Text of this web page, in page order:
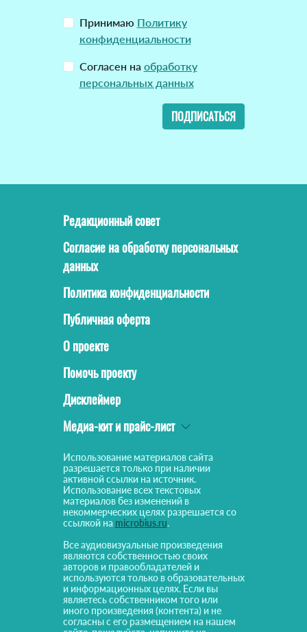
Принимаю Политику
конфиденциальности
Согласен на обработку
персональных данных
ПОДПИСАТЬСЯ
Редакционный совет
Согласие на обработку персональных
данных
Политика конфиденциальности
Публичная оферта
О проекте
Помочь проекту
Дисклеймер
Медиа-кит и прайс-лист
Использование материалов сайта
разрешается только при наличии
активной ссылки на источник.
Использование всех текстовых
материалов без изменений в
некоммерческих целях разрешается со
ссылкой на microbius.ru.
Все аудиовизуальные произведения
являются собственностью своих
авторов и правообладателей и
используются только в образовательных
и информационных целях. Если вы
являетесь собственником того или
иного произведения (контента) и не
согласны с его размещением на нашем